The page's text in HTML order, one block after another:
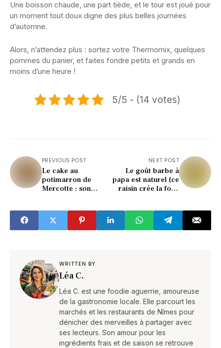
Une boisson chaude, une part tiède, et le tour est joué pour
un moment tout doux digne des plus belles journées
d’automne.
Alors, n’attendez plus : sortez votre Thermomix, quelques
pommes du panier, et faites fondre petits et grands en
moins d’une heure !
5/5 - (14 votes)
PREVIOUS POST
Le cake au
potimarron de
Mercotte : son
NEXT POST
Le goût barbe à
papa est naturel (ce
raisin crée la folie
WRITTEN BY
Léa C.
Léa C. est une foodie aguerrie, amoureuse
de la gastronomie locale. Elle parcourt les
marchés et les restaurants de Nîmes pour
dénicher des merveilles à partager avec
ses lecteurs. Son amour pour les
ingrédients frais et de saison se retrouve